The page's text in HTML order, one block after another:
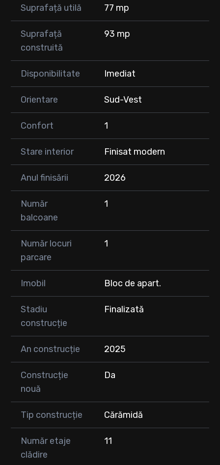
Suprafață utilă 77 mp
Suprafață
construită
93 mp
Disponibilitate Imediat
Orientare Sud-Vest
Confort 1
Stare interior Finisat modern
Anul finisării 2026
Număr
balcoane
1
Număr locuri
parcare
1
Imobil Bloc de apart.
Stadiu
construcție
Finalizată
An construcție 2025
Construcție
nouă
Da
Tip construcție Cărămidă
Număr etaje
clădire
11